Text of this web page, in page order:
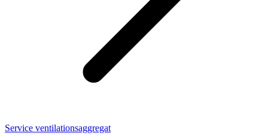
Service ventilationsaggregat